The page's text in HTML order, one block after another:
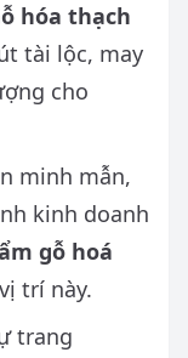
hóa thạch
tài lộc, may
cho
minh mẫn,
kinh doanh
gỗ hoá
trí này.
trang